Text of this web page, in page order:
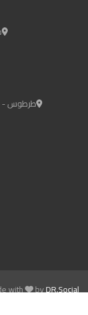
طرطوس -
with byDR.Social